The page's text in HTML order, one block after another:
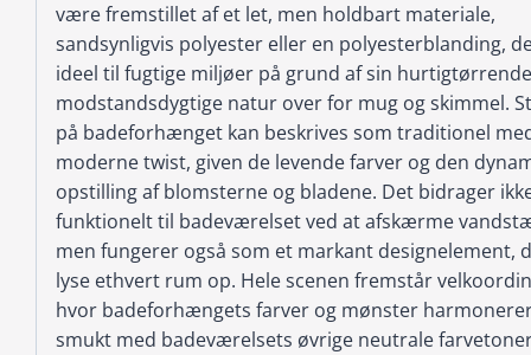
være fremstillet af et let, men holdbart materiale,
sandsynligvis polyester eller en polyesterblanding,
ideel til fugtige miljøer på grund af sin
modstandsdygtige natur over for mug og skimmel.
på badeforhænget kan beskrives som traditionel
moderne twist, given de levende farver og den
opstilling af blomsterne og bladene. Det bidrager
funktionelt til badeværelset ved at afskærme
men fungerer også som et markant designelement,
lyse ethvert rum op. Hele scenen fremstår
hvor badeforhængets farver og mønster
smukt med badeværelsets øvrige neutrale